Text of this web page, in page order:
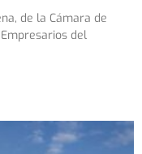
de la Cámara de
del